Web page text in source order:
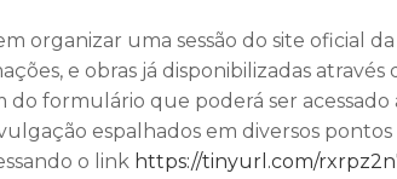
organizar uma sessão do site oficial
e obras já disponibilizadas através
do formulário que poderá ser acessado
espalhados em diversos pontos
o link https://tinyurl.com/